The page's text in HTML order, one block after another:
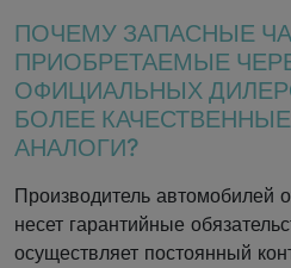
ПОЧЕМУ ЗАПАСНЫЕ
ПРИОБРЕТАЕМЫЕ
ОФИЦИАЛЬНЫХ
БОЛЕЕ
АНАЛОГИ?
Производитель автомобилей
несет гарантийные
осуществляет постоянный